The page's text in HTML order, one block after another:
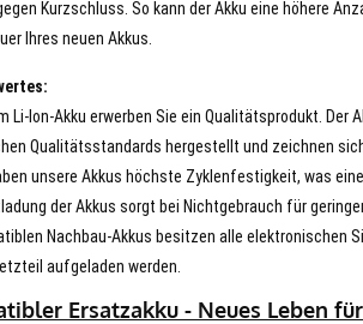
Kurzschluss. So kann der Akku eine höhere
Ihres neuen Akkus.
Li-Ion-Akku erwerben Sie ein Qualitätsprodukt. Der
Qualitätsstandards hergestellt und zeichnen
unsere Akkus höchste Zyklenfestigkeit, was
der Akkus sorgt bei Nichtgebrauch für
Nachbau-Akkus besitzen alle elektronischen
aufgeladen werden.
Ersatzakku - Neues Leben